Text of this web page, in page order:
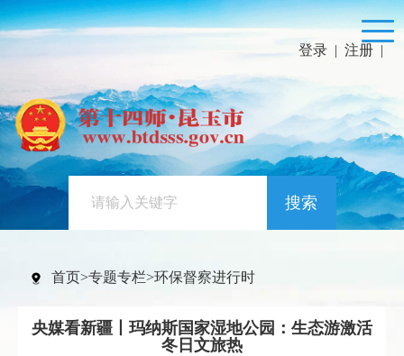
登录 | 注册 |
搜索
首页>专题专栏>环保督察进行时
央媒看新疆丨玛纳斯国家湿地公园：生态游激活
冬日文旅热